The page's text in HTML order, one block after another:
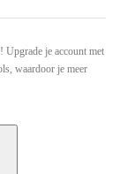
Upgrade je account met
waardoor je meer